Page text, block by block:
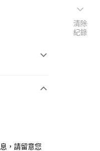
，請留意您
清除
紀錄